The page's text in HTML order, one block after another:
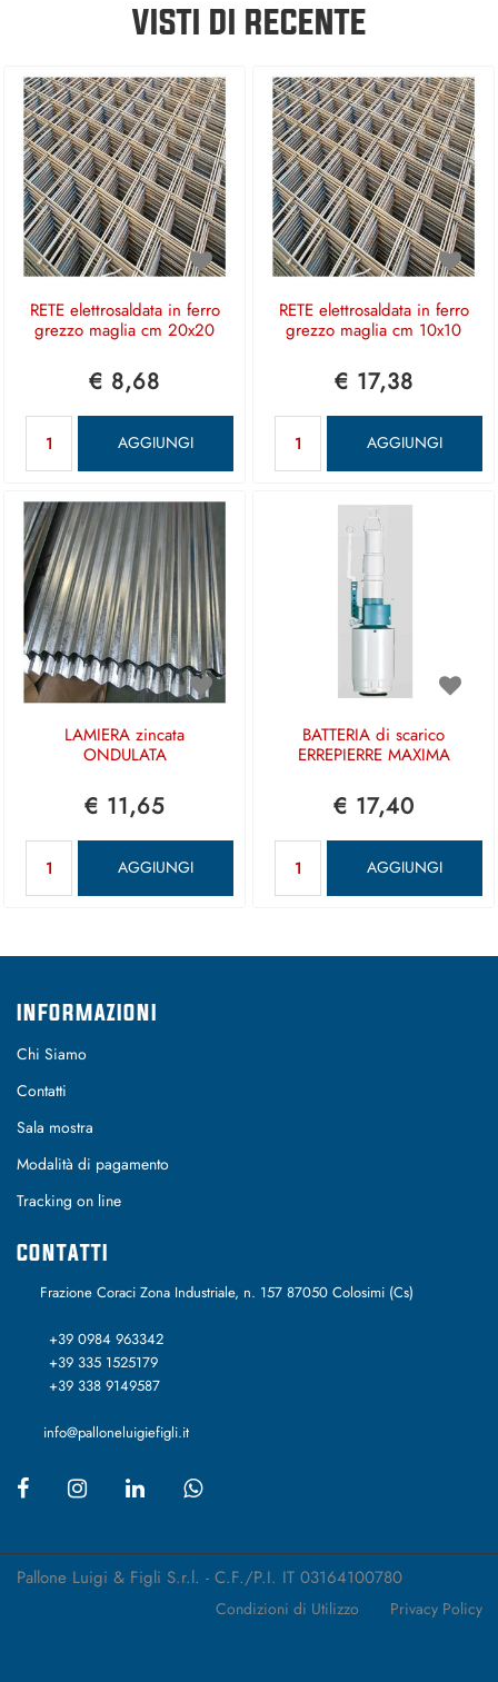
VISTI DI RECENTE
RETE elettrosaldata in ferro
grezzo maglia cm 20x20
€ 8,68
AGGIUNGI
RETE elettrosaldata in ferro
grezzo maglia cm 10x10
€ 17,38
AGGIUNGI
LAMIERA zincata
ONDULATA
€ 11,65
AGGIUNGI
BATTERIA di scarico
ERREPIERRE MAXIMA
€ 17,40
AGGIUNGI
INFORMAZIONI
Chi Siamo
Contatti
Sala mostra
Modalità di pagamento
Tracking on line
CONTATTI
Frazione Coraci Zona Industriale, n. 157 87050 Colosimi (Cs)
+39 0984 963342
+39 335 1525179
+39 338 9149587
info@palloneluigiefigli.it
Pallone Luigi & Figli S.r.l. - C.F./P.I. IT 03164100780
Condizioni di Utilizzo Privacy Policy